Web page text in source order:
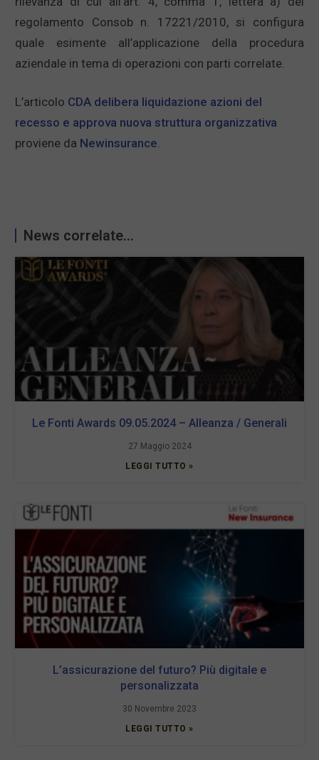
regolamento Consob n. 17221/2010, si configura
quale esimente all’applicazione della procedura
aziendale in tema di operazioni con parti correlate.
L’articolo CDA delibera liquidazione azioni del
recesso e approva nuova struttura organizzativa
proviene da Newinsurance.
News correlate...
Le Fonti Awards 09.05.2024 – Alleanza / Generali
27 Maggio 2024
LEGGI TUTTO »
L’assicurazione del futuro? Più digitale e
personalizzata
30 Novembre 2023
LEGGI TUTTO »